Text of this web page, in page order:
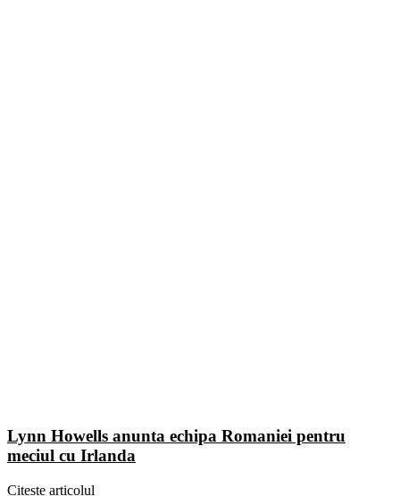
Lynn Howells anunta echipa Romaniei pentru
meciul cu Irlanda
Citește articolul